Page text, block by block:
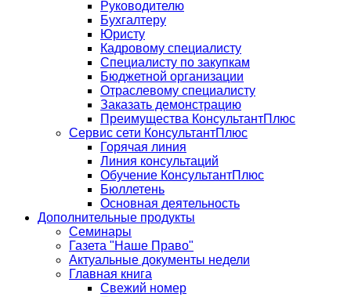
Руководителю
Бухгалтеру
Юристу
Кадровому специалисту
Специалисту по закупкам
Бюджетной организации
Отраслевому специалисту
Заказать демонстрацию
Преимущества КонсультантПлюс
Сервис сети КонсультантПлюс
Горячая линия
Линия консультаций
Обучение КонсультантПлюс
Бюллетень
Основная деятельность
Дополнительные продукты
Семинары
Газета "Наше Право"
Актуальные документы недели
Главная книга
Свежий номер